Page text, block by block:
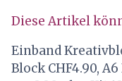
Diese Artikel
Einband
Block CHF4.90,